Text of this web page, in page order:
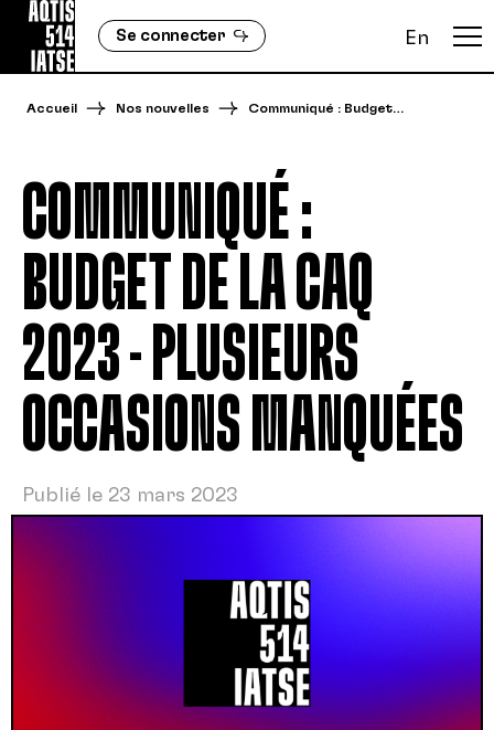
Se connecter En
Accueil Nos nouvelles Communiqué : Budget…
COMMUNIQUÉ :
BUDGET DE LA CAQ
2023 - PLUSIEURS
OCCASIONS MANQUÉES
Publié le 23 mars 2023